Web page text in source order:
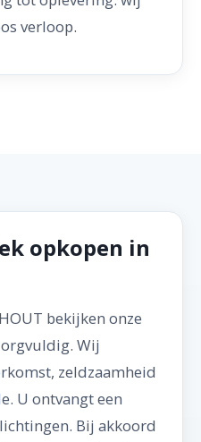
verloop.
opkopen in
bekijken onze
Wij
zeldzaamheid
U ontvangt een
Bij akkoord